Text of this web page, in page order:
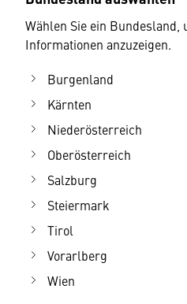
Wählen Sie ein Bundesland,
Informationen anzuzeigen.
Burgenland
Kärnten
Niederösterreich
Oberösterreich
Salzburg
Steiermark
Tirol
Vorarlberg
Wien